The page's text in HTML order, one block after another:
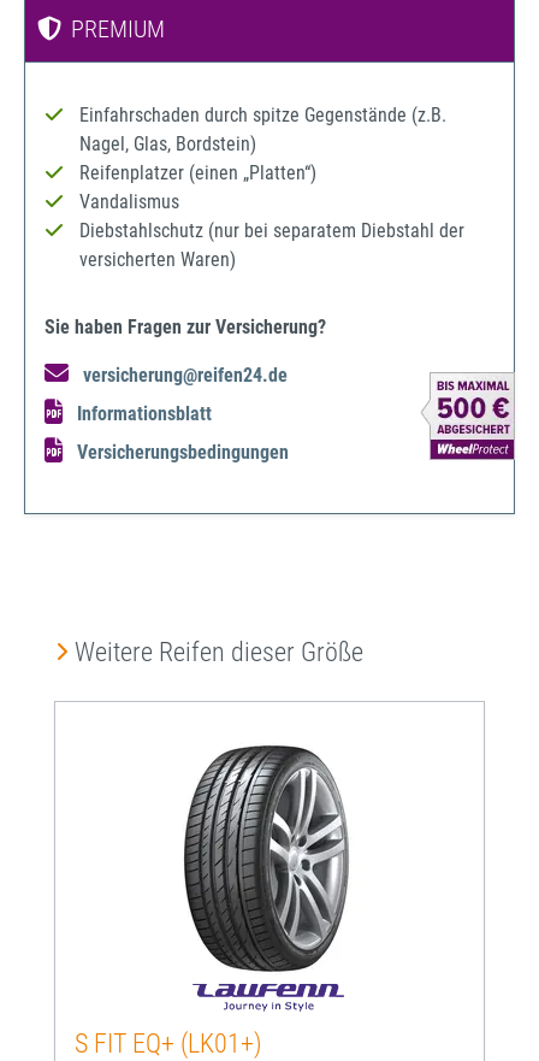
PREMIUM
Einfahrschaden durch spitze Gegenstände (z.B.
Nagel, Glas, Bordstein)
Reifenplatzer (einen „Platten“)
Vandalismus
Diebstahlschutz (nur bei separatem Diebstahl der
versicherten Waren)
Sie haben Fragen zur Versicherung?
versicherung@reifen24.de
Informationsblatt
Versicherungsbedingungen
Produktgalerie überspringen
Weitere Reifen dieser Größe
S FIT EQ+ (LK01+)